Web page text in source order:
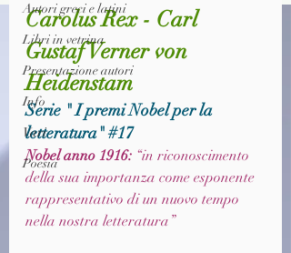
Autori greci e latini
Libri in vetrina
Presentazione autori
Info
Vari
Poesia
Carolus Rex - Carl
Gustaf Verner von
Heidenstam
Serie " I premi Nobel per la
letteratura" #17
Nobel anno 1916: “in riconoscimento
della sua importanza come esponente
rappresentativo di un nuovo tempo
nella nostra letteratura”